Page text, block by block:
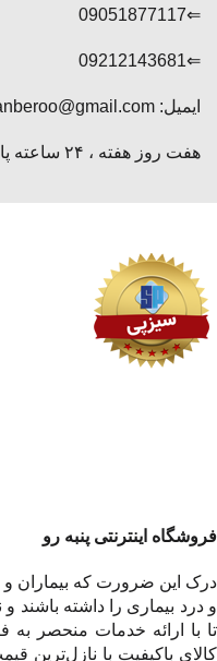
⇐09051877117
⇐09212143681
ایمیل: panberoo@gmail.com
هفت روز هفته ، ۲۴ ساعته پاسخگوی شما هستیم.
فروشگاه اینترنتی پنبه رو
درک این ضرورت که بیماران و
و درد بیماری را داشته باشند
تا با ارائه خدمات منحصر به
کالای باکیفیت با نازل‌ترین